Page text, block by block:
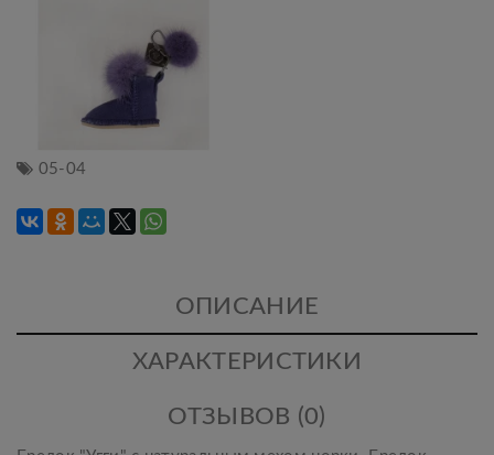
05-04
ОПИСАНИЕ
ХАРАКТЕРИСТИКИ
ОТЗЫВОВ (0)